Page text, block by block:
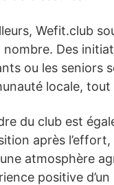
Wefit.club
nombre. Des
ou les seniors
locale,
du club est
après
atmosphère
positive